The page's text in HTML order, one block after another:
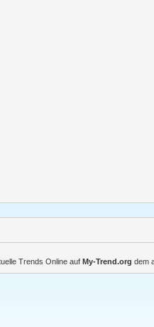
Trends Online auf My-Trend.org dem